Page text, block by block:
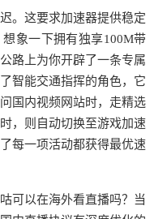
。这要求加速器提供稳定
象一下拥有独享100M带
路上为你开辟了一条专属
智能交通指挥的角色，它
国内视频网站时，走精选
，则自动切换至游戏加速
每一项活动都获得最优速
可以在海外看直播吗？当